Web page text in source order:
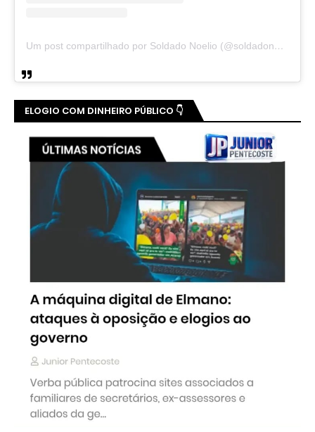
Um post compartilhado por Soldado Noelio (@soldadonoelio)
ELOGIO COM DINHEIRO PÚBLICO 👇